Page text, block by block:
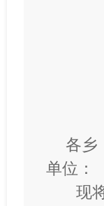
各乡
单位：
现